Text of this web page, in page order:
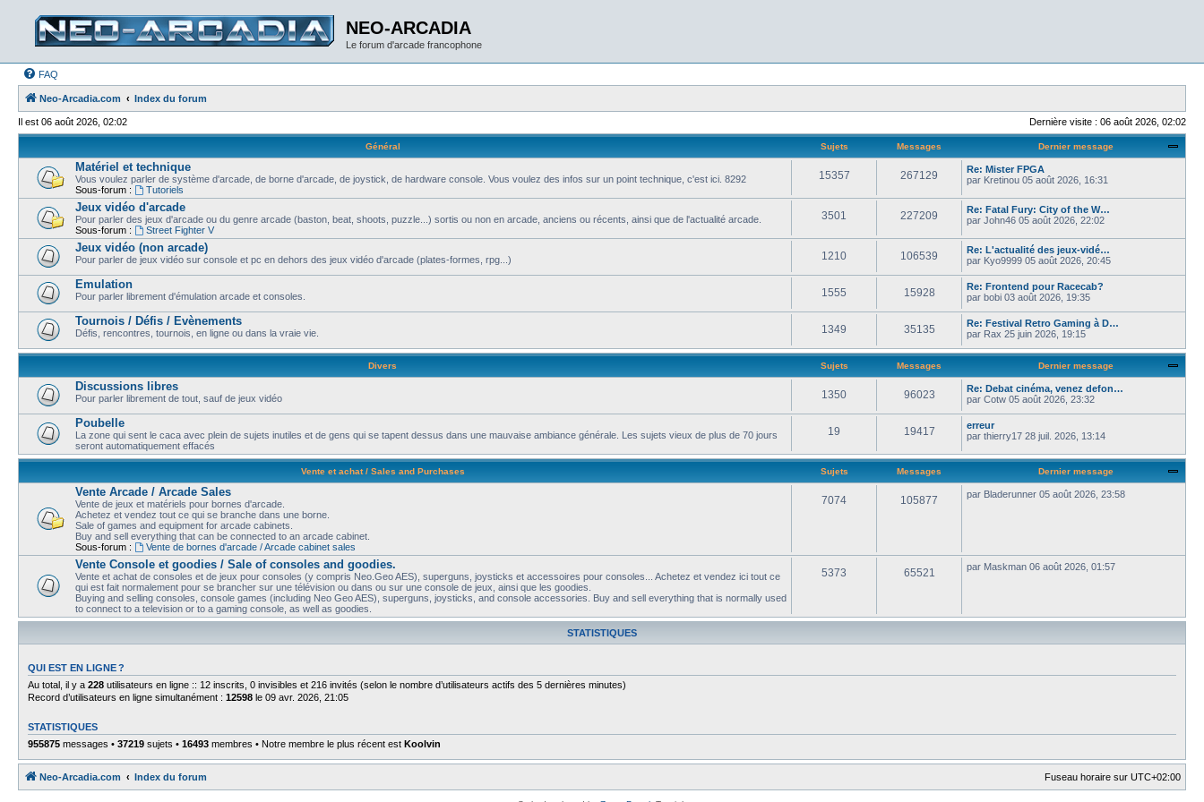
NEO-ARCADIA
Le forum d'arcade francophone
FAQ
Neo-Arcadia.com Index du forum
Dernière visite : 06 août 2026, 02:02
Il est 06 août 2026, 02:02
Général Sujets Messages Dernier message
Matériel et technique
Vous voulez parler de système d'arcade, de borne d'arcade, de joystick, de hardware console. Vous voulez des infos sur un point technique, c'est ici. 8292
Sous-forum :
Tutoriels
15357 267129
Re: Mister FPGA
par Kretinou 05 août 2026, 16:31
Jeux vidéo d'arcade
Pour parler des jeux d'arcade ou du genre arcade (baston, beat, shoots, puzzle...) sortis ou non en arcade, anciens ou récents, ainsi que de l'actualité arcade.
Sous-forum :
Street Fighter V
3501 227209
Re: Fatal Fury: City of the W…
par John46 05 août 2026, 22:02
Jeux vidéo (non arcade)
Pour parler de jeux vidéo sur console et pc en dehors des jeux vidéo d'arcade (plates-formes, rpg...) 1210 106539
Re: L'actualité des jeux-vidé…
par Kyo9999 05 août 2026, 20:45
Emulation
Pour parler librement d'émulation arcade et consoles. 1555 15928
Re: Frontend pour Racecab?
par bobi 03 août 2026, 19:35
Tournois / Défis / Evènements
Défis, rencontres, tournois, en ligne ou dans la vraie vie. 1349 35135
Re: Festival Retro Gaming à D…
par Rax 25 juin 2026, 19:15
Divers Sujets Messages Dernier message
Discussions libres
Pour parler librement de tout, sauf de jeux vidéo 1350 96023
Re: Debat cinéma, venez defon…
par Cotw 05 août 2026, 23:32
Poubelle
La zone qui sent le caca avec plein de sujets inutiles et de gens qui se tapent dessus dans une mauvaise ambiance générale. Les sujets vieux de plus de 70 jours
seront automatiquement effacés
19 19417
erreur
par thierry17 28 juil. 2026, 13:14
Vente et achat / Sales and Purchases Sujets Messages Dernier message
Vente Arcade / Arcade Sales
Vente de jeux et matériels pour bornes d'arcade.
Achetez et vendez tout ce qui se branche dans une borne.
Sale of games and equipment for arcade cabinets.
Buy and sell everything that can be connected to an arcade cabinet.
Sous-forum :
Vente de bornes d'arcade / Arcade cabinet sales
7074 105877 par Bladerunner 05 août 2026, 23:58
Vente Console et goodies / Sale of consoles and goodies.
Vente et achat de consoles et de jeux pour consoles (y compris Neo.Geo AES), superguns, joysticks et accessoires pour consoles... Achetez et vendez ici tout ce
qui est fait normalement pour se brancher sur une télévision ou dans ou sur une console de jeux, ainsi que les goodies.
Buying and selling consoles, console games (including Neo Geo AES), superguns, joysticks, and console accessories. Buy and sell everything that is normally used
to connect to a television or to a gaming console, as well as goodies.
5373 65521 par Maskman 06 août 2026, 01:57
STATISTIQUES
QUI EST EN LIGNE ?
Au total, il y a 228 utilisateurs en ligne :: 12 inscrits, 0 invisibles et 216 invités (selon le nombre d’utilisateurs actifs des 5 dernières minutes)
Record d’utilisateurs en ligne simultanément : 12598 le 09 avr. 2026, 21:05
STATISTIQUES
955875 messages • 37219 sujets • 16493 membres • Notre membre le plus récent est Koolvin
Neo-Arcadia.com Index du forum Fuseau horaire sur UTC+02:00